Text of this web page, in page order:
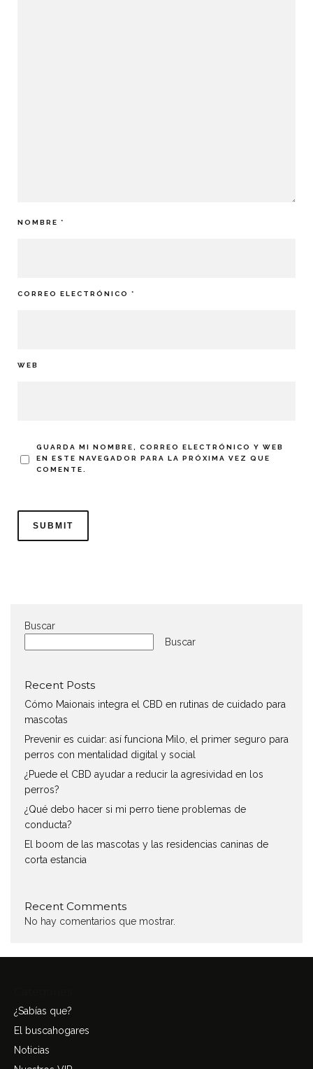
NOMBRE *
CORREO ELECTRÓNICO *
WEB
GUARDA MI NOMBRE, CORREO ELECTRÓNICO Y WEB
EN ESTE NAVEGADOR PARA LA PRÓXIMA VEZ QUE
COMENTE.
Buscar
Buscar
Recent Posts
Cómo Maionais integra el CBD en rutinas de cuidado para
mascotas
Prevenir es cuidar: así funciona Milo, el primer seguro para
perros con mentalidad digital y social
¿Puede el CBD ayudar a reducir la agresividad en los
perros?
¿Qué debo hacer si mi perro tiene problemas de
conducta?
El boom de las mascotas y las residencias caninas de
corta estancia
Recent Comments
No hay comentarios que mostrar.
¿Sabías que?
El buscahogares
Noticias